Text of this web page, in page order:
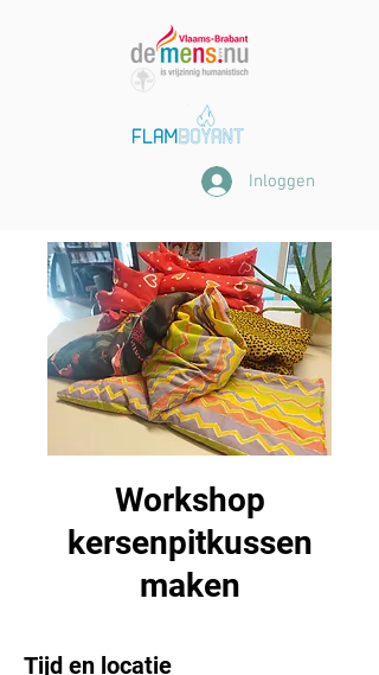
Inloggen
Workshop
kersenpitkussen
maken
Tijd en locatie